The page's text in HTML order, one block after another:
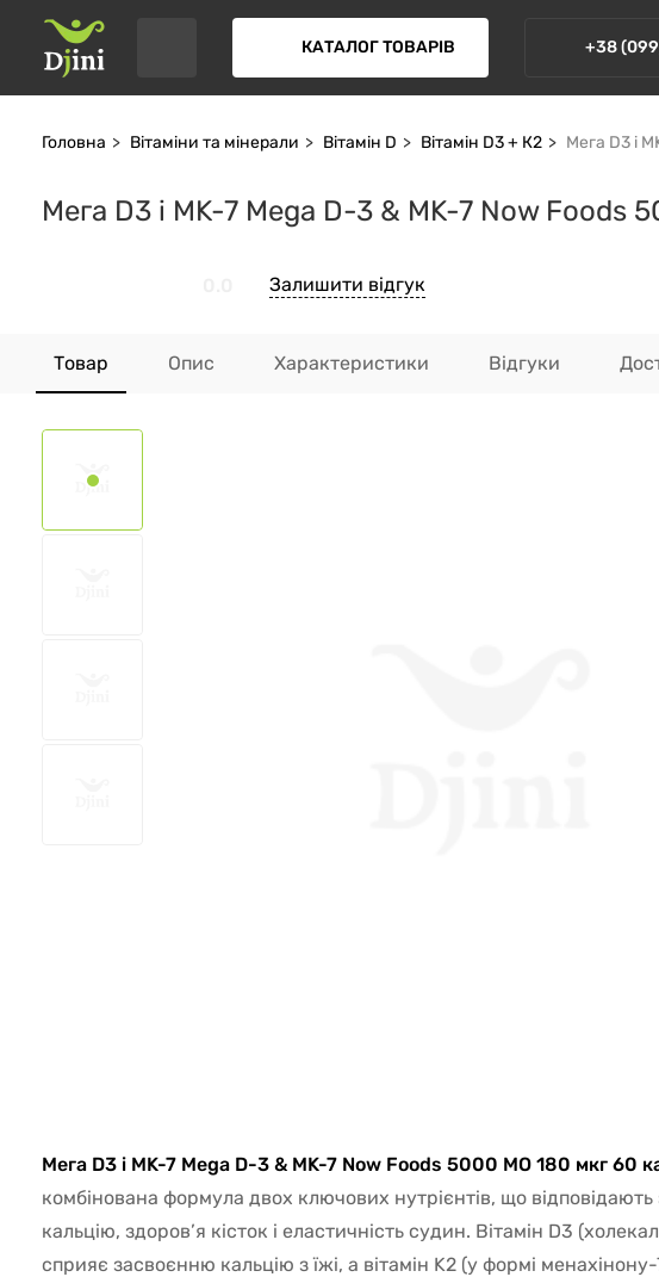
КАТАЛОГ ТОВАРІВ +38
Головна Вітаміни та мінерали Вітамін D Вітамін D3 + К2 Мега D3 і
Мега D3 і MK-7 Mega D-3 & MK-7 Now Foods
Залишити відгук
Товар Опис Характеристики Відгуки
Мега D3 і MK-7 Mega D-3 & MK-7 Now Foods 5000 МО 180 мкг 60
комбінована формула двох ключових нутрієнтів, що відповідають
кальцію, здоров’я кісток і еластичність судин. Вітамін D3
сприяє засвоєнню кальцію з їжі, а вітамін K2 (у формі менахінону-